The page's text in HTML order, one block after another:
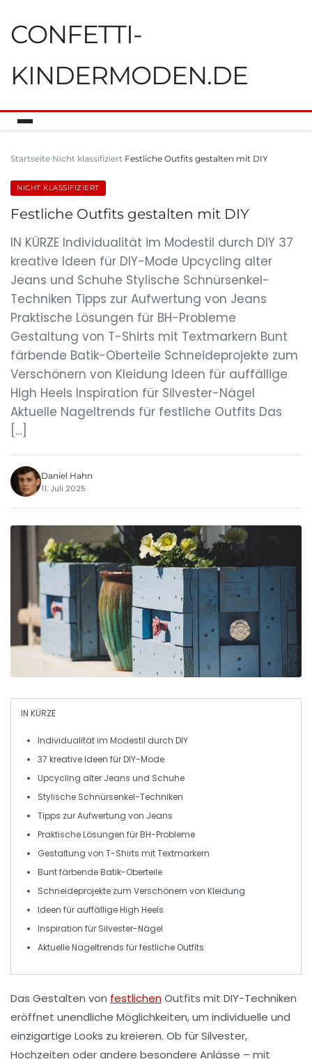
CONFETTI-
KINDERMODEN.DE
Startseite Nicht klassifiziert Festliche Outfits gestalten mit DIY
NICHT KLASSIFIZIERT
Festliche Outfits gestalten mit DIY
IN KÜRZE Individualität im Modestil durch DIY 37
kreative Ideen für DIY-Mode Upcycling alter
Jeans und Schuhe Stylische Schnürsenkel-
Techniken Tipps zur Aufwertung von Jeans
Praktische Lösungen für BH-Probleme
Gestaltung von T-Shirts mit Textmarkern Bunt
färbende Batik-Oberteile Schneideprojekte zum
Verschönern von Kleidung Ideen für auffällige
High Heels Inspiration für Silvester-Nägel
Aktuelle Nageltrends für festliche Outfits Das
[…]
Daniel Hahn
11. Juli 2025
IN KÜRZE
Individualitätim Modestil durch DIY
37 kreative Ideen fürDIY-Mode
Upcycling alter Jeans und Schuhe
Stylische Schnürsenkel-Techniken
Tipps zurAufwertung von Jeans
Praktische Lösungen fürBH-Probleme
Gestaltung von T-Shirts mit Textmarkern
Bunt färbendeBatik-Oberteile
Schneideprojekte zum Verschönern von Kleidung
Ideen für auffälligeHigh Heels
Inspiration für Silvester-Nägel
AktuelleNageltrends für festliche Outfits
Das Gestalten von festlichenOutfits mit DIY-Techniken
eröffnet unendliche Möglichkeiten, um individuelle und
einzigartige Looks zu kreieren. Ob für Silvester,
Hochzeiten oder andere besondere Anlässe – mit